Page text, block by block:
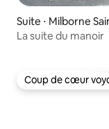
Suite ⋅ Milborne
La suite du manoir
Coup de cœur
Coup de cœur